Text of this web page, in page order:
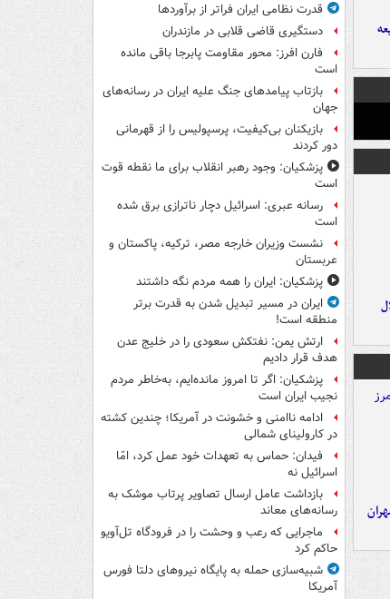
قدرت نظامی ایران فراتر از برآوردها
دستگیری قاضی قلابی در مازندران
فارن افرز: محور مقاومت پابرجا باقی مانده
است
بازتاب پیامدهای جنگ علیه ایران در رسانه‌های
جهان
بازیکنان بی‌کیفیت، پرسپولیس را از قهرمانی
دور کردند
پزشکیان: وجود رهبر انقلاب برای ما نقطه قوت
است
رسانه عبری: اسرائیل دچار ناترازی برق شده
است
نشست وزیران خارجه مصر، ترکیه، پاکستان و
عربستان
پزشکیان: ایران را همه مردم نگه داشتند
ایران در مسیر تبدیل شدن به قدرت برتر
منطقه است!
ارتش یمن: نفتکش سعودی را در خلیج عدن
هدف قرار دادیم
پزشکیان: اگر تا امروز مانده‌ایم، به‌خاطر مردم
نجیب ایران است
ادامه ناامنی و خشونت در آمریکا؛ چندین کشته
در کارولینای شمالی
فیدان: حماس به تعهدات خود عمل کرد، امّا
اسرائیل نه
بازداشت عامل ارسال تصاویر پرتاب موشک به
رسانه‌های معاند
ماجرایی که رعب و وحشت را در فرودگاه تل‌آویو
حاکم کرد
شبیه‌سازی حمله به پایگاه نیروهای دلتا فورس
آمریکا